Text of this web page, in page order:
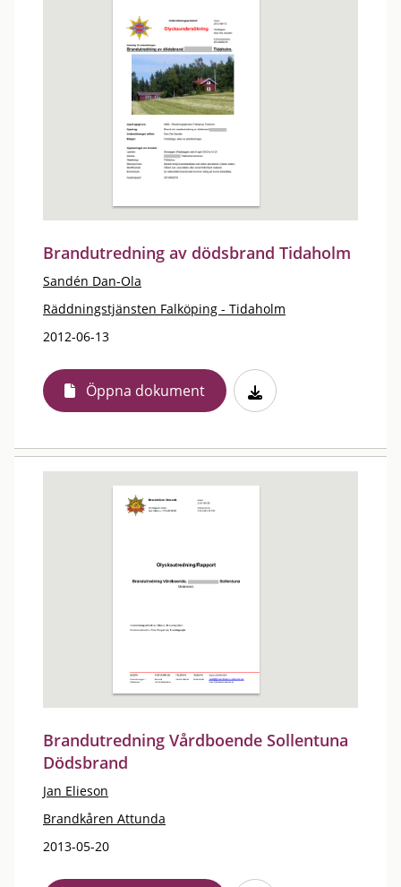
Brandutredning av dödsbrand Tidaholm
Sandén Dan-Ola
Räddningstjänsten Falköping - Tidaholm
2012-06-13
Öppna dokument
Brandutredning Vårdboende Sollentuna
Dödsbrand
Jan Elieson
Brandkåren Attunda
2013-05-20